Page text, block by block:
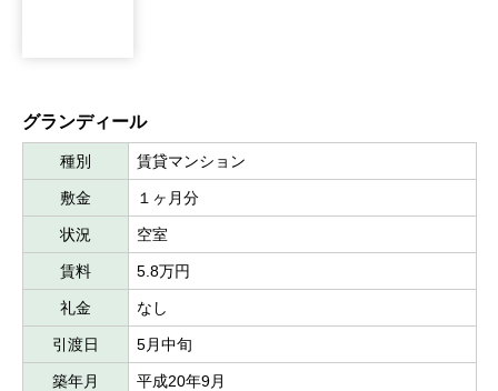
グランディール
種別 賃貸マンション
敷金 １ヶ月分
状況 空室
賃料 5.8万円
礼金 なし
引渡日 5月中旬
築年月 平成20年9月